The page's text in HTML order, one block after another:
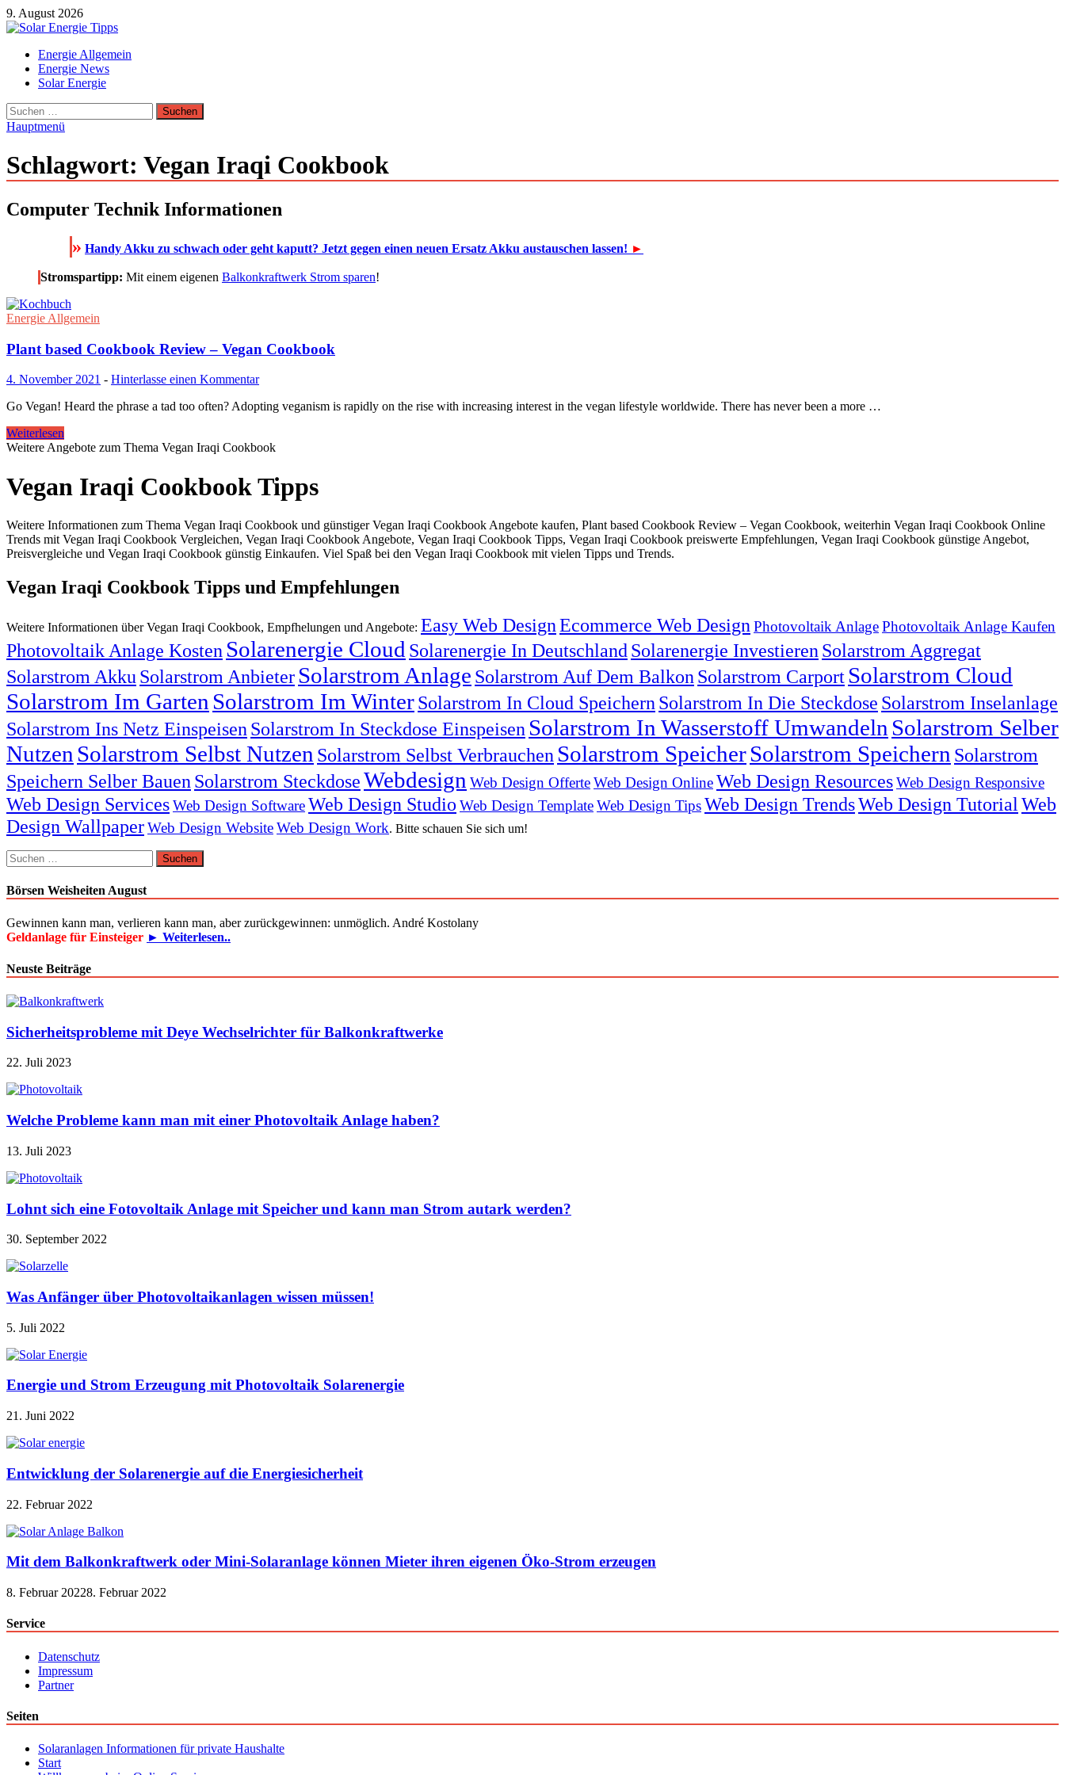
Zum
Inhalt
9. August 2026
Solar Energie Tipps
Solar Energie und Photovoltaik Informationen und Tipps
Energie Allgemein
Energie News
Solar Energie
Suchen
nach:
Hauptmenü
Schlagwort: Vegan Iraqi Cookbook
Computer Technik Informationen
» Handy Akku zu schwach oder geht kaputt? Jetzt gegen einen neuen Ersatz Akku austauschen lassen! ►
Stromspartipp: Mit einem eigenen Balkonkraftwerk Strom sparen!
Energie Allgemein
Plant based Cookbook Review – Vegan Cookbook
4. November 2021 - Hinterlasse einen Kommentar
Go Vegan! Heard the phrase a tad too often? Adopting veganism is rapidly on the rise with increasing interest in the vegan lifestyle worldwide. There has never been a more …
Weiterlesen
Weitere Angebote zum Thema Vegan Iraqi Cookbook
Vegan Iraqi Cookbook Tipps
Weitere Informationen zum Thema Vegan Iraqi Cookbook und günstiger Vegan Iraqi Cookbook Angebote kaufen, Plant based Cookbook Review – Vegan Cookbook, weiterhin Vegan Iraqi Cookbook Online
Trends mit Vegan Iraqi Cookbook Vergleichen, Vegan Iraqi Cookbook Angebote, Vegan Iraqi Cookbook Tipps, Vegan Iraqi Cookbook preiswerte Empfehlungen, Vegan Iraqi Cookbook günstige Angebot,
Preisvergleiche und Vegan Iraqi Cookbook günstig Einkaufen. Viel Spaß bei den Vegan Iraqi Cookbook mit vielen Tipps und Trends.
Vegan Iraqi Cookbook Tipps und Empfehlungen
Weitere Informationen über Vegan Iraqi Cookbook, Empfhelungen und Angebote: Easy Web DesignEcommerce Web Design Photovoltaik AnlagePhotovoltaik Anlage Kaufen
Photovoltaik Anlage Kosten Solarenergie Cloud Solarenergie In Deutschland Solarenergie Investieren Solarstrom Aggregat
Solarstrom Akku Solarstrom Anbieter Solarstrom Anlage Solarstrom Auf Dem Balkon Solarstrom Carport Solarstrom Cloud
Solarstrom Im Garten Solarstrom Im WinterSolarstrom In Cloud Speichern Solarstrom In Die Steckdose Solarstrom Inselanlage
Solarstrom Ins Netz Einspeisen Solarstrom In Steckdose Einspeisen Solarstrom In Wasserstoff Umwandeln Solarstrom Selber
Nutzen Solarstrom Selbst Nutzen Solarstrom Selbst Verbrauchen Solarstrom SpeicherSolarstrom Speichern Solarstrom
Speichern Selber Bauen Solarstrom SteckdoseWebdesign Web Design OfferteWeb Design OnlineWeb Design ResourcesWeb Design Responsive
Web Design ServicesWeb Design SoftwareWeb Design Studio Web Design TemplateWeb Design TipsWeb Design TrendsWeb Design Tutorial Web
Design WallpaperWeb Design WebsiteWeb Design Work. Bitte schauen Sie sich um!
Suchen
nach:
Börsen Weisheiten August
Gewinnen kann man, verlieren kann man, aber zurückgewinnen: unmöglich. André Kostolany
Geldanlage für Einsteiger ► Weiterlesen..
Neuste Beiträge
Sicherheitsprobleme mit Deye Wechselrichter für Balkonkraftwerke
22. Juli 2023
Welche Probleme kann man mit einer Photovoltaik Anlage haben?
13. Juli 2023
Lohnt sich eine Fotovoltaik Anlage mit Speicher und kann man Strom autark werden?
30. September 2022
Was Anfänger über Photovoltaikanlagen wissen müssen!
5. Juli 2022
Energie und Strom Erzeugung mit Photovoltaik Solarenergie
21. Juni 2022
Entwicklung der Solarenergie auf die Energiesicherheit
22. Februar 2022
Mit dem Balkonkraftwerk oder Mini-Solaranlage können Mieter ihren eigenen Öko-Strom erzeugen
8. Februar 20228. Februar 2022
Service
Datenschutz
Impressum
Partner
Seiten
Solaranlagen Informationen für private Haushalte
Start